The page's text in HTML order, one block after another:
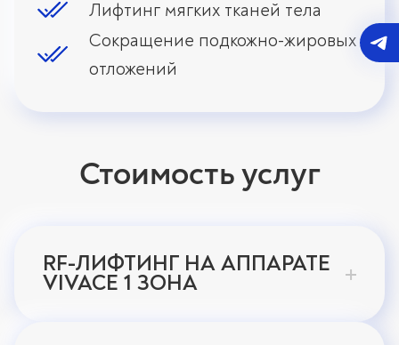
Лифтинг мягких тканей тела
Сокращение подкожно-жировых
отложений
Стоимость услуг
RF-ЛИФТИНГ НА АППАРАТЕ
VIVACE 1 ЗОНА